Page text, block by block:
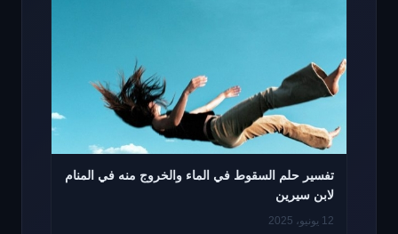
تفسير حلم السقوط في الماء والخروج منه في المنام
لابن سيرين
12 يونيو، 2025